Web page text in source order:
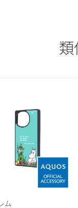
類
ム